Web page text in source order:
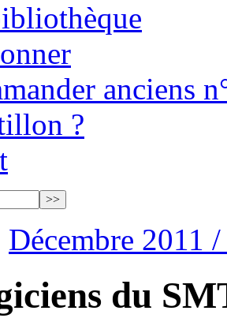
anciens
?
Décembre 2011
du